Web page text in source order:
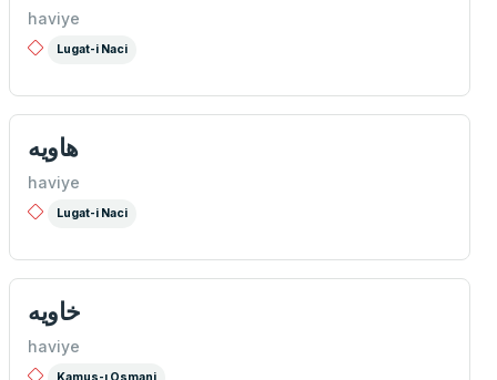
haviye
Lugat-i Naci
هاويه
haviye
Lugat-i Naci
خاويه
haviye